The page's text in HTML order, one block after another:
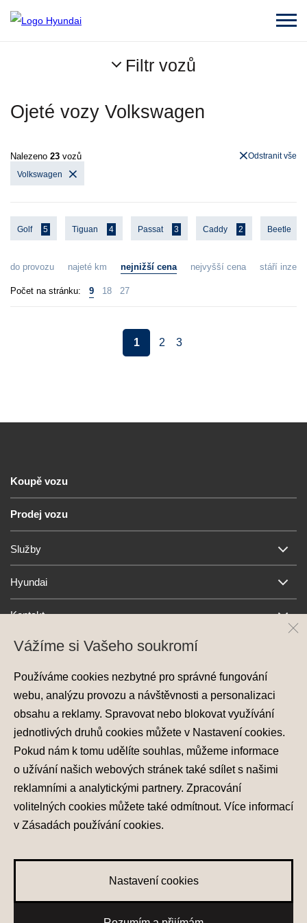
0
Filtr vozů
Ojeté vozy Volkswagen
Nalezeno 23 vozů
Volkswagen
Odstranit vše
Golf 5 Tiguan 4 Passat 3 Caddy 2 Beetle
do provozu najeté km nejnižší cena nejvyšší cena stáří
Počet na stránku: 9 18 27
1 2 3
Koupě vozu
Prodej vozu
Služby
Hyundai
Kontakt
© 2026 Hyundai Motor Czech s.r.o.
Všechna práva vyhrazena
Ochrana osobních údajů
Nastavení cookies
Vážíme si Vašeho soukromí
Používáme cookies nezbytné pro správné fungování
webu, analýzu provozu a návštěvnosti a personalizaci
obsahu a reklamy. Spravovat nebo blokovat využívání
jednotlivých druhů cookies můžete v Nastavení cookies.
Pokud nám k tomu udělíte souhlas, můžeme informace
o užívání našich webových stránek také sdílet s našimi
reklamními a analytickými partnery. Zpracování
volitelných cookies můžete také odmítnout. Více informací
v Zásadách používání cookies.
Nastavení cookies